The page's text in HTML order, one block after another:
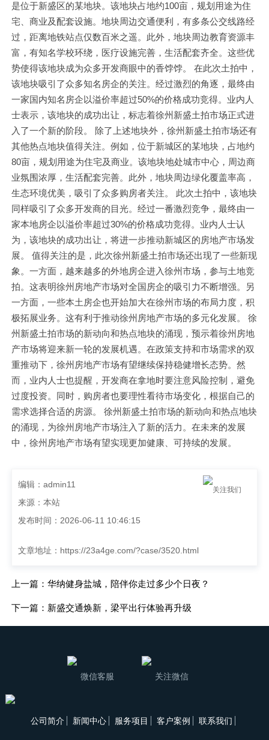
是位于新盛区的某地块。该地块占地约100亩，规划用途为住
宅、商业及配套设施。地块周边交通便利，有多条公交线路经
过，距离地铁站点仅数百米之遥。此外，地块周边教育资源丰
富，有知名学校环绕，医疗设施完善，生活配套齐全。这些优
势使得该地块成为众多开发商眼中的香饽饽。 在此次土拍中，
该地块吸引了众多知名房企的关注。经过激烈的角逐，最终由
一家国内知名房企以溢价率超过50%的价格成功竞得。业内人
士表示，该地块的成功出让，标志着徐州新盛土拍市场正式进
入了一个新的阶段。 除了上述地块外，徐州新盛土拍市场还有
其他热点地块值得关注。例如，位于新城区的某地块，占地约
80亩，规划用途为住宅及商业。该地块地处城市中心，周边商
业氛围浓厚，生活配套完善。此外，地块周边绿化覆盖率高，
生态环境优美，吸引了众多购房者关注。 此次土拍中，该地块
同样吸引了众多开发商的目光。经过一番激烈竞争，最终由一
家本地房企以溢价率超过30%的价格成功竞得。业内人士认
为，该地块的成功出让，将进一步推动新城区的房地产市场发
展。 值得关注的是，此次徐州新盛土拍市场还出现了一些新现
象。一方面，越来越多的外地房企进入徐州市场，参与土地竞
拍。这表明徐州房地产市场对全国房企的吸引力不断增强。另
一方面，一些本土房企也开始加大在徐州市场的布局力度，积
极拓展业务。这有利于推动徐州房地产市场的多元化发展。 徐
州新盛土拍市场的新动向和热点地块的涌现，预示着徐州房地
产市场将迎来新一轮的发展机遇。在政策支持和市场需求的双
重推动下，徐州房地产市场有望继续保持稳健增长态势。然
而，业内人士也提醒，开发商在拿地时要注意风险控制，避免
过度投资。同时，购房者也要理性看待市场变化，根据自己的
需求选择合适的房源。 徐州新盛土拍市场的新动向和热点地块
的涌现，为徐州房地产市场注入了新的活力。在未来的发展
中，徐州房地产市场有望实现更加健康、可持续的发展。
关注我们
编辑：admin11
来源：本站
发布时间：2026-06-11 10:46:15
文章地址： https://23a4ge.com/?case/3520.html
上一篇：华纳健身盐城，陪伴你走过多少个日夜？
下一篇：新盛交通焕新，梁平出行体验再升级
微信客服 关注微信
公司简介 新闻中心 服务项目 客户案例 联系我们